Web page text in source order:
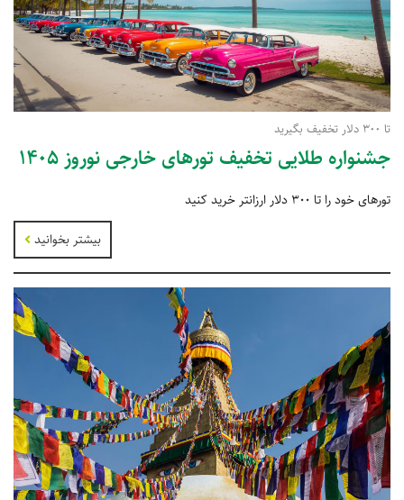
تا 300 دلار تخفیف بگیرید
جشنواره طلایی تخفیف تورهای خارجی نوروز 1405
تورهای خود را تا 300 دلار ارزانتر خرید کنید
بیشتر بخوانید